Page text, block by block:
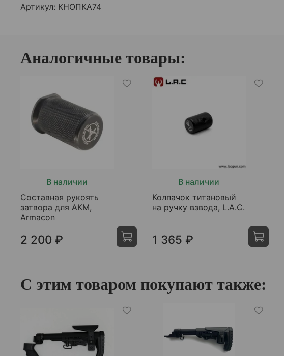
Артикул: КНОПКА74
Аналогичные товары:
Составная рукоять
затвора для АКМ,
Armacon
В наличии
2 200 ₽
Колпачок титановый
на ручку взвода, L.A.C.
В наличии
1 365 ₽
С этим товаром покупают также: